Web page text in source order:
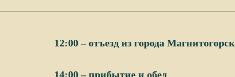
12:00 – отъезд из города Магнитогорск
14:00 – прибытие и обед